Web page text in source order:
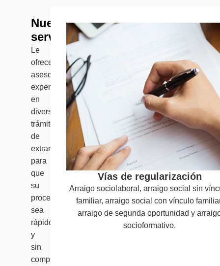
Nuestros
servicios
Le
ofrecemos
asesoría
experta
en
diversos
trámites
de
extranjería
para
que
su
proceso
sea
rápido
y
sin
complicaciones.
Vías de regularización
Arraigo sociolaboral, arraigo social sin
familiar, arraigo social con vínculo
arraigo de segunda oportunidad y
socioformativo.